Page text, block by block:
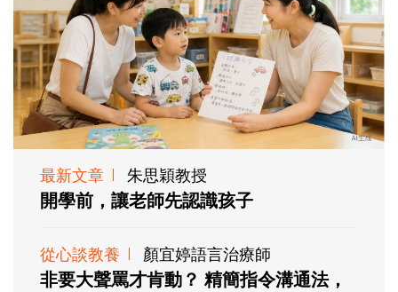
最新文章 朱思穎教授
開學前，讓老師先認識孩子
從心談教養 顏宜婷語言治療師
非要大聲罵才肯動？ 精簡指令溝通法，